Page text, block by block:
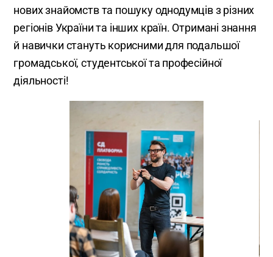
нових знайомств та пошуку однодумців з різних
регіонів України та інших країн. Отримані знання
й навички стануть корисними для подальшої
громадської, студентської та професійної
діяльності!